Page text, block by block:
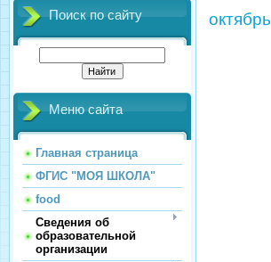
Поиск по сайту
Меню сайта
Главная страница
ФГИС "МОЯ ШКОЛА"
food
Сведения об
образовательной
организации
октябрь